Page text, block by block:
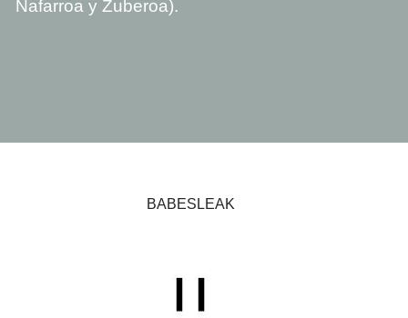
Nafarroa y Zuberoa).
BABESLEAK